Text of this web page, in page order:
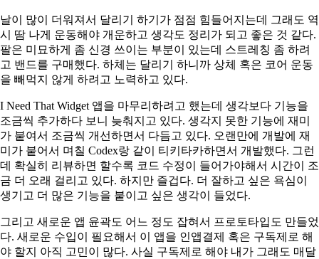
날이 많이 더워져서 달리기 하기가 점점 힘들어지는데 그래도 역
시 땀 나게 운동해야 개운하고 생각도 정리가 되고 좋은 것 같다.
팔은 미묘하게 좀 신경 쓰이는 부분이 있는데 스트레칭 좀 하려
고 밴드를 구매했다. 하체는 달리기 하니까 상체 혹은 코어 운동
을 빼먹지 않게 하려고 노력하고 있다.
I Need That Widget 앱을 마무리하려고 했는데 생각보다 기능을
조금씩 추가하다 보니 늦춰지고 있다. 생각지 못한 기능에 재미
가 붙여서 조금씩 개선하면서 다듬고 있다. 오랜만에 개발에 재
미가 붙어서 며칠 Codex랑 같이 티키타카하면서 개발했다. 그런
데 확실히 리뷰하면 할수록 코드 수정이 들어가야해서 시간이 조
금 더 오래 걸리고 있다. 하지만 즐겁다. 더 잘하고 싶은 욕심이
생기고 더 많은 기능을 붙이고 싶은 생각이 들었다.
그리고 새로운 앱 윤곽도 어느 정도 잡혀서 프로토타입도 만들었
다. 새로운 수입이 필요해서 이 앱을 인앱결제 혹은 구독제로 해
야 할지 아직 고민이 많다. 사실 구독제로 해야 내가 그래도 매달